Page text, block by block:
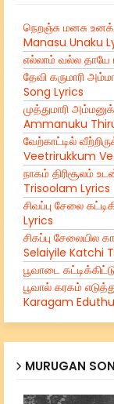
நெறஞ்சு மனசு
Manasu Unaku
எல்லாம் வல்ல தாயே
தேவி கருமாரி
Song Lyrics
முத்துமாரி
Ammanuku
வேற்காட்டில்
Veetrirukkum
நாகம் திரிசூலம்
Trisoolam Lyrics
சிவப்பு சேலை
Lyrics
சிகப்பு சேலையில
Selaiyile Katchi
பூவாடை
பூவால் கரகம்
Karagam
MURUGAN